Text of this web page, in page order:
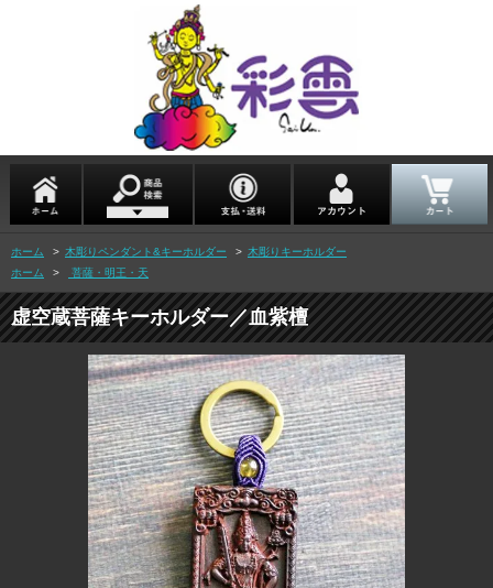
ホーム > 木彫りペンダント&キーホルダー > 木彫りキーホルダー
ホーム
> 菩薩・明王・天
虚空蔵菩薩キーホルダー／血紫檀